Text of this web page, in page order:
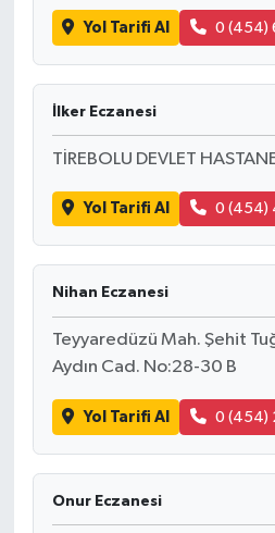
Yol Tarifi Al 0 (454)
İlker Eczanesi
TİREBOLU DEVLET
Yol Tarifi Al 0 (454)
Nihan Eczanesi
Teyyaredüzü Mah. Şehit
Aydın Cad. No:28-30 B
Yol Tarifi Al 0 (454)
Onur Eczanesi